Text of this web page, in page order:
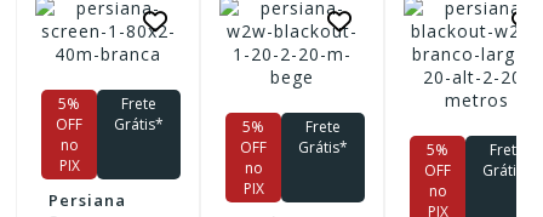
5%
OFF
no
PIX
Frete
Grátis*
Persiana
5%
OFF
no
PIX
Frete
Grátis*
5%
OFF
no
PIX
Frete
Grátis*